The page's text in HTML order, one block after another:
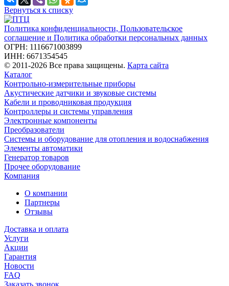
Вернуться к списку
Политика конфиденциальности, Пользовательское
соглашение и Политика обработки персональных данных
ОГРН: 1116671003899
ИНН: 6671354545
© 2011-2026 Все права защищены. Карта сайта
Каталог
Контрольно-измерительные приборы
Акустические датчики и звуковые системы
Кабели и проводниковая продукция
Контроллеры и системы управления
Электронные компоненты
Преобразователи
Системы и оборудование для отопления и водоснабжения
Элементы автоматики
Генератор товаров
Прочее оборудование
Компания
О компании
Партнеры
Отзывы
Доставка и оплата
Услуги
Акции
Гарантия
Новости
FAQ